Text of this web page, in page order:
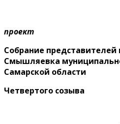
проект
Собрание представителей
Смышляевка
Самарской области
Четвертого созыва